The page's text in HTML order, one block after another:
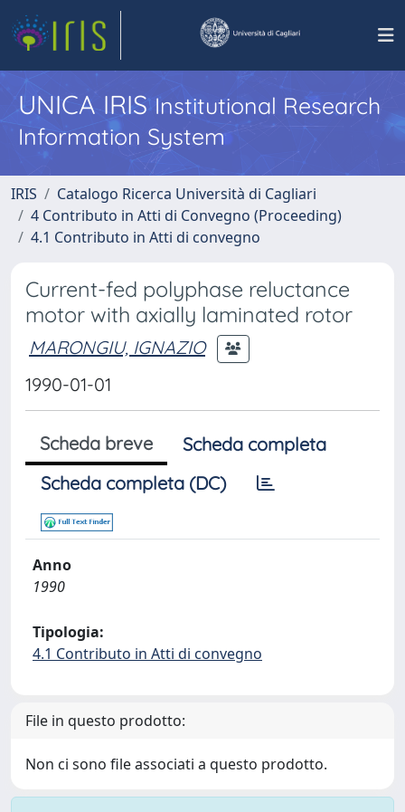
UNICA IRISInstitutional Research
Information System
IRIS
Catalogo Ricerca Università di Cagliari
4 Contributo in Atti di Convegno (Proceeding)
4.1 Contributo in Atti di convegno
Current-fed polyphase reluctance
motor with axially laminated rotor
MARONGIU, IGNAZIO
1990-01-01
Scheda breve
Scheda completa
Scheda completa (DC)
Anno
1990
Tipologia:
4.1 Contributo in Atti di convegno
File in questo prodotto:
Non ci sono file associati a questo prodotto.